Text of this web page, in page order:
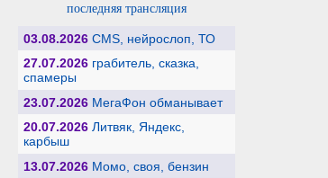
последняя трансляция
03.08.2026 CMS, нейрослоп, ТО
27.07.2026 грабитель, сказка,
спамеры
23.07.2026 МегаФон обманывает
20.07.2026 Литвяк, Яндекс,
карбыш
13.07.2026 Момо, своя, бензин